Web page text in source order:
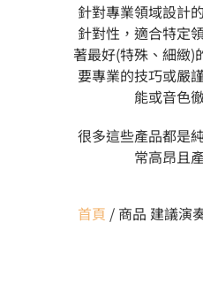
針對專業領域設計
針對性，適合特定
著最好(特殊、細緻)
要專業的技巧或嚴
能或音色
很多這些產品都是
常高昂且
首頁 / 商品 建議演